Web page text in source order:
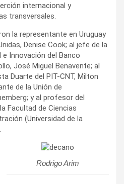
internacional y
transversales.
la representante en Uruguay
Denise Cook; al jefe de la
Innovación del Banco
José Miguel Benavente; al
Duarte del PIT-CNT, Milton
de la Unión de
y al profesor del
Facultad de Ciencias
(Universidad de la
Rodrigo Arim